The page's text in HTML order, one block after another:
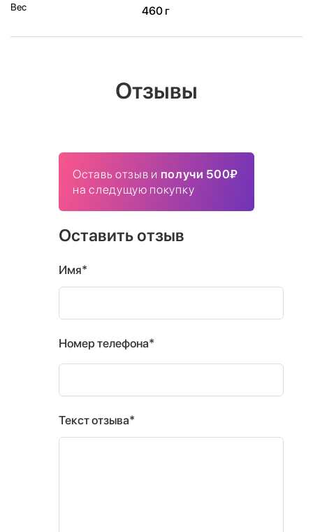
Вес 460 г
Отзывы
Оставь отзыв и получи 500₽
на следущую покупку
Оставить отзыв
Имя*
Номер телефона*
Текст отзыва*